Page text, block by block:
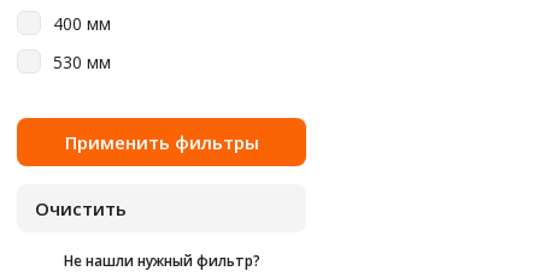
400 мм
530 мм
Не нашли нужный фильтр?